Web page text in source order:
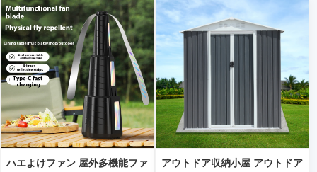
用水バッグ
ップ
ハエよけファン 屋外多機能ファ
アウトドア収納小屋 アウトドア